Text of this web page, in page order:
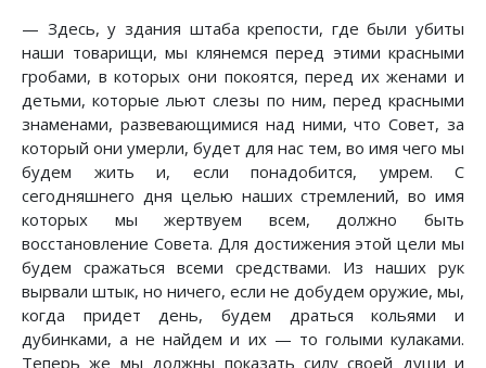
— Здесь, у здания штаба крепости, где были убиты
наши товарищи, мы клянемся перед этими красными
гробами, в которых они покоятся, перед их женами и
детьми, которые льют слезы по ним, перед красными
знаменами, развевающимися над ними, что Совет, за
который они умерли, будет для нас тем, во имя чего мы
будем жить и, если понадобится, умрем. С
сегодняшнего дня целью наших стремлений, во имя
которых мы жертвуем всем, должно быть
восстановление Совета. Для достижения этой цели мы
будем сражаться всеми средствами. Из наших рук
вырвали штык, но ничего, если не добудем оружие, мы,
когда придет день, будем драться кольями и
дубинками, а не найдем и их — то голыми кулаками.
Теперь же мы должны показать силу своей души и